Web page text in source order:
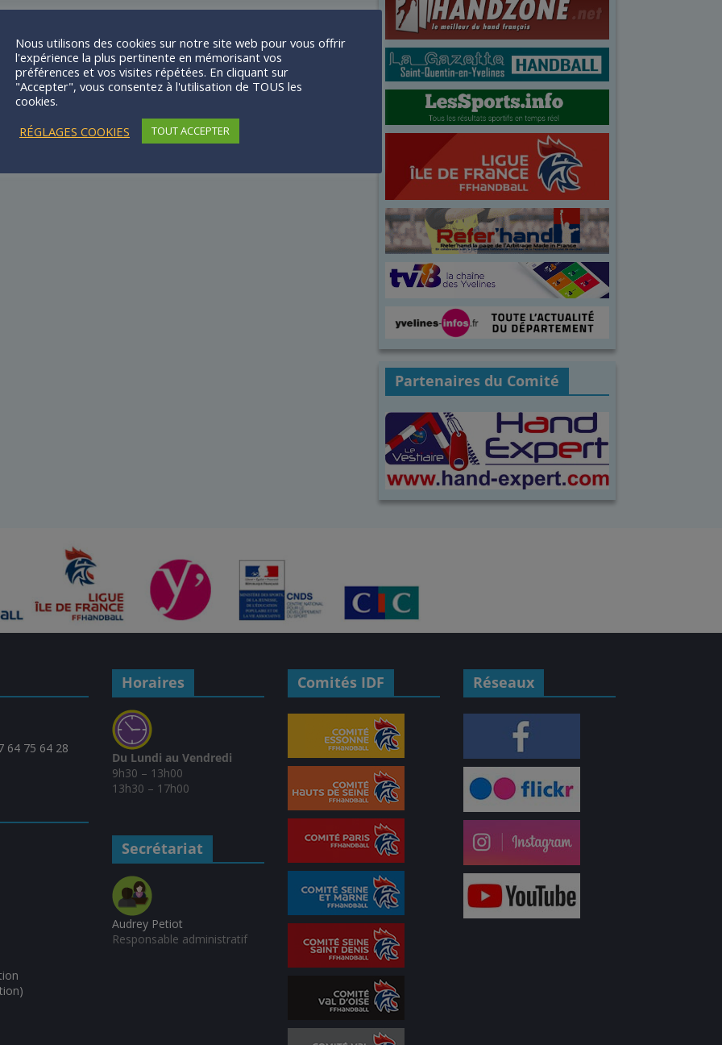
Partenaires du Comité
64 75 64 28
Horaires
Du Lundi au Vendredi
9h30 – 13h00
13h30 – 17h00
Secrétariat
Audrey Petiot
Responsable administratif
Comités IDF Réseaux
Nous utilisons des cookies sur notre site web pour vous offrir
l'expérience la plus pertinente en mémorisant vos
préférences et vos visites répétées. En cliquant sur
"Accepter", vous consentez à l'utilisation de TOUS les
cookies.
RÉGLAGES COOKIES
TOUT ACCEPTER